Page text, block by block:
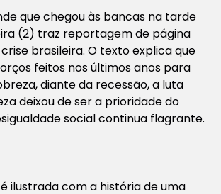
que chegou às bancas na tarde
(2) traz reportagem de página
brasileira. O texto explica que
feitos nos últimos anos para
diante da recessão, a luta
deixou de ser a prioridade do
social continua flagrante.
ilustrada com a história de uma